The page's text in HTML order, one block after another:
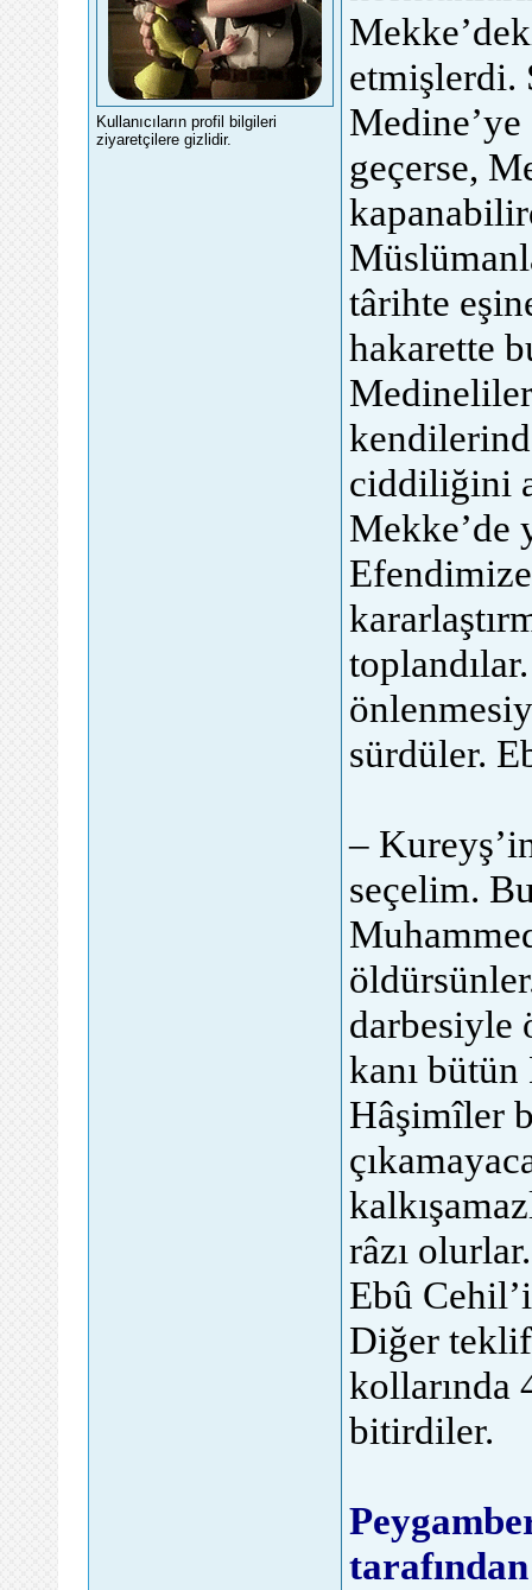
Kullanıcıların profil bilgileri
ziyaretçilere gizlidir.
etmişlerdi.
Medine’ye
geçerse,
târihte
hakarette
ciddiliğini
Mekke’de
sürdüler.
–
seçelim.
darbesiyle
kanı bütün
Hâşimîler
râzı
Ebû
Diğer
kollarında
bitirdiler.